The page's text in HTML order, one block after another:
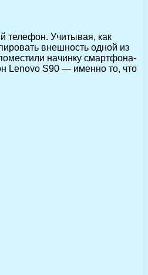
телефон. Учитывая, как
внешность одной из
начинку смартфона-
Lenovo S90 — именно то, что